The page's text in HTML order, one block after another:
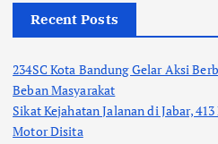
Recent Posts
234SC Kota Bandung Gelar Aksi
Beban Masyarakat
Sikat Kejahatan Jalanan di Jabar,
Motor Disita